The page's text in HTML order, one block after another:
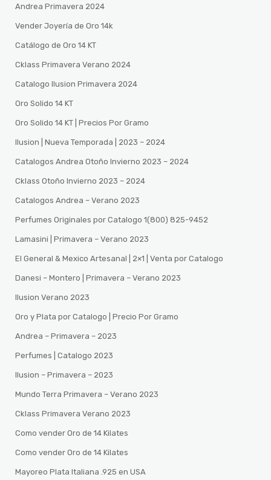
Andrea Primavera 2024
Vender Joyería de Oro 14k
Catálogo de Oro 14 KT
Cklass Primavera Verano 2024
Catalogo Ilusion Primavera 2024
Oro Solido 14 KT
Oro Solido 14 KT | Precios Por Gramo
Ilusion | Nueva Temporada | 2023 – 2024
Catalogos Andrea Otoño Invierno 2023 – 2024
Cklass Otoño Invierno 2023 – 2024
Catalogos Andrea – Verano 2023
Perfumes Originales por Catalogo 1(800) 825-9452
Lamasini | Primavera – Verano 2023
El General & Mexico Artesanal | 2×1 | Venta por Catalogo
Danesi – Montero | Primavera – Verano 2023
Ilusion Verano 2023
Oro y Plata por Catalogo | Precio Por Gramo
Andrea – Primavera – 2023
Perfumes | Catalogo 2023
Ilusion – Primavera – 2023
Mundo Terra Primavera – Verano 2023
Cklass Primavera Verano 2023
Como vender Oro de 14 Kilates
Como vender Oro de 14 Kilates
Mayoreo Plata Italiana .925 en USA